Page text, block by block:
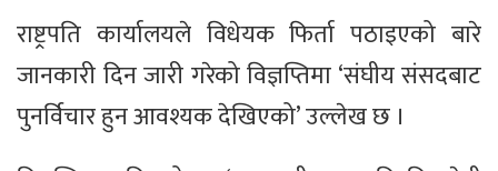
राष्ट्रपति कार्यालयले विधेयक फिर्ता पठाइएको बारे
जानकारी दिन जारी गरेको विज्ञप्तिमा ‘संघीय संसदबाट
पुनर्विचार हुन आवश्यक देखिएको’ उल्लेख छ ।